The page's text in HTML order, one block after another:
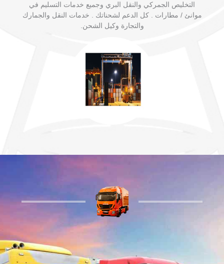
التخليص الجمركي والنقل البري وجميع خدمات التسليم في
موانئ / مطارات . كل الدعم لشحناتك . خدمات النقل والجمارك
والتجارة وكيل الشحن.